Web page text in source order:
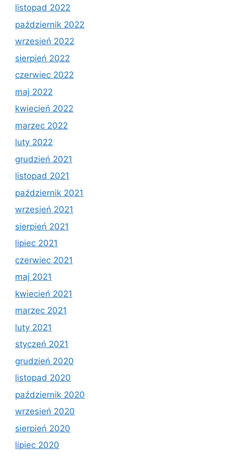
listopad 2022
październik 2022
wrzesień 2022
sierpień 2022
czerwiec 2022
maj 2022
kwiecień 2022
marzec 2022
luty 2022
grudzień 2021
listopad 2021
październik 2021
wrzesień 2021
sierpień 2021
lipiec 2021
czerwiec 2021
maj 2021
kwiecień 2021
marzec 2021
luty 2021
styczeń 2021
grudzień 2020
listopad 2020
październik 2020
wrzesień 2020
sierpień 2020
lipiec 2020